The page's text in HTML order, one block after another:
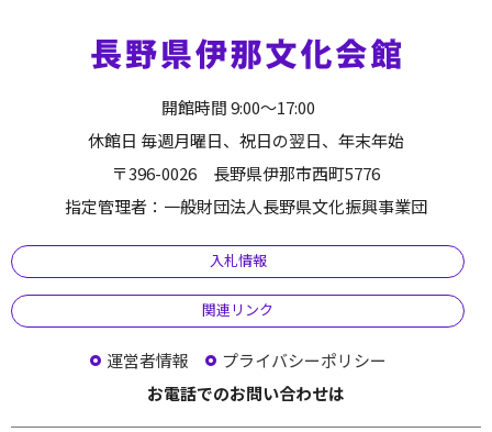
開館時間 9:00～17:00
休館日 毎週月曜日、祝日の翌日、年末年始
〒396-0026 長野県伊那市西町5776
指定管理者：一般財団法人長野県文化振興事業団
入札情報
関連リンク
運営者情報
プライバシーポリシー
お電話でのお問い合わせは